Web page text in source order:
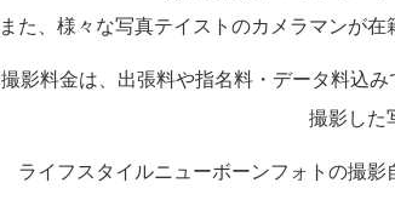
また、様々な写真テイストのカメラマンが
撮影料金は、出張料や指名料・データ料込
撮影した
ライフスタイルニューボーンフォトの撮